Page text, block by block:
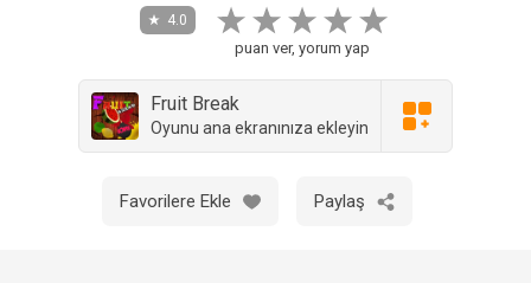
4.0
puan ver, yorum yap
Fruit Break
Oyunu ana ekranınıza ekleyin
Favorilere Ekle Paylaş